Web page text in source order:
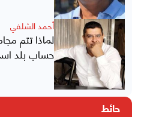
أحمد الشلفي
لماذا تتم
حساب بلد
حائط